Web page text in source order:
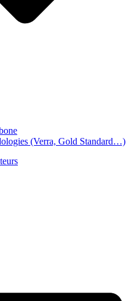
(Verra, Gold Standard…)